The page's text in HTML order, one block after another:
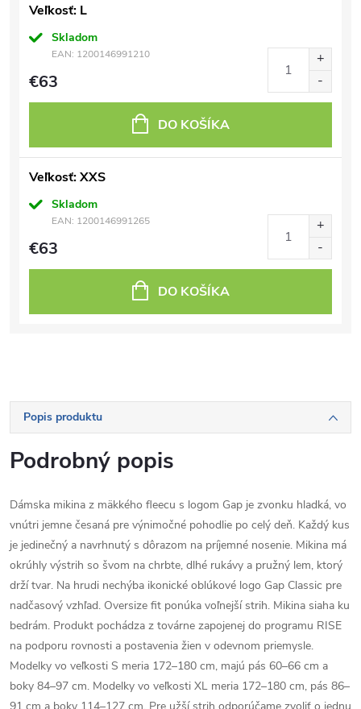
Veľkosť: L
Skladom
EAN: 1200146991210
€63
DO KOŠÍKA
Veľkosť: XXS
Skladom
EAN: 1200146991265
€63
DO KOŠÍKA
Popis produktu
Podrobný popis
Dámska mikina z mäkkého fleecu s logom Gap je zvonku hladká, vo
vnútri jemne česaná pre výnimočné pohodlie po celý deň. Každý kus
je jedinečný a navrhnutý s dôrazom na príjemné nosenie. Mikina má
okrúhly výstrih so švom na chrbte, dlhé rukávy a pružný lem, ktorý
drží tvar. Na hrudi nechýba ikonické oblúkové logo Gap Classic pre
nadčasový vzhľad. Oversize fit ponúka voľnejší strih. Mikina siaha ku
bedrám. Produkt pochádza z továrne zapojenej do programu RISE
na podporu rovnosti a postavenia žien v odevnom priemysle.
Modelky vo veľkosti S meria 172–180 cm, majú pás 60–66 cm a
boky 84–97 cm. Modelky vo veľkosti XL meria 172–180 cm, pás 86–
91 cm a boky 114–127 cm. Pre užší strih odporúčame zvoliť o jednu